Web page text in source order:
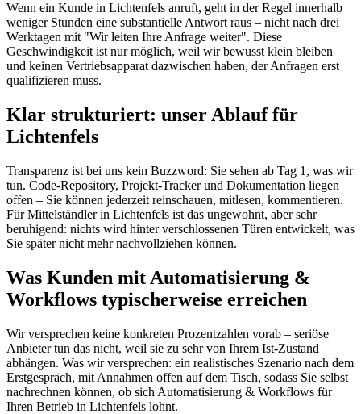
Wenn ein Kunde in Lichtenfels anruft, geht in der Regel innerhalb
weniger Stunden eine substantielle Antwort raus – nicht nach drei
Werktagen mit "Wir leiten Ihre Anfrage weiter". Diese
Geschwindigkeit ist nur möglich, weil wir bewusst klein bleiben
und keinen Vertriebsapparat dazwischen haben, der Anfragen erst
qualifizieren muss.
Klar strukturiert: unser Ablauf für
Lichtenfels
Transparenz ist bei uns kein Buzzword: Sie sehen ab Tag 1, was wir
tun. Code-Repository, Projekt-Tracker und Dokumentation liegen
offen – Sie können jederzeit reinschauen, mitlesen, kommentieren.
Für Mittelständler in Lichtenfels ist das ungewohnt, aber sehr
beruhigend: nichts wird hinter verschlossenen Türen entwickelt, was
Sie später nicht mehr nachvollziehen können.
Was Kunden mit Automatisierung &
Workflows typischerweise erreichen
Wir versprechen keine konkreten Prozentzahlen vorab – seriöse
Anbieter tun das nicht, weil sie zu sehr von Ihrem Ist-Zustand
abhängen. Was wir versprechen: ein realistisches Szenario nach dem
Erstgespräch, mit Annahmen offen auf dem Tisch, sodass Sie selbst
nachrechnen können, ob sich Automatisierung & Workflows für
Ihren Betrieb in Lichtenfels lohnt.